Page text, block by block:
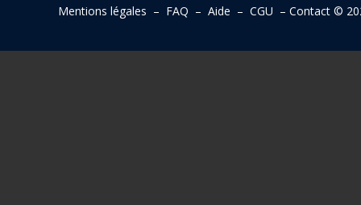
Mentions légales – FAQ – Aide – CGU – Contact©